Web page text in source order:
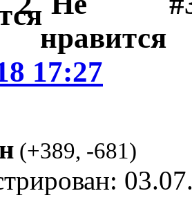
17:27
(+389, -681)